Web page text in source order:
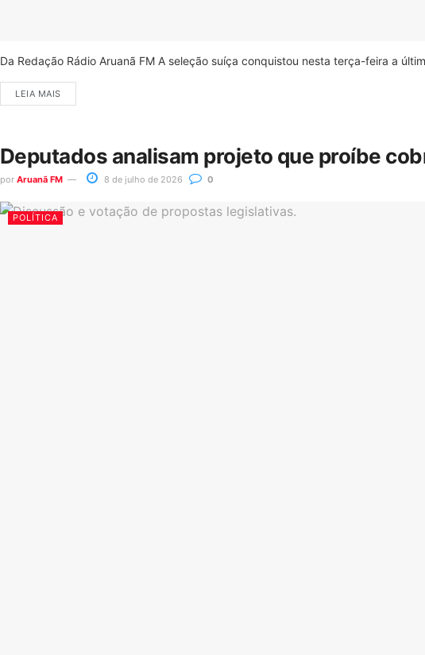
Da Redação Rádio Aruanã FM A seleção suíça conquistou nesta terça-feira a
LEIA MAIS
Deputados analisam projeto que proíbe
por Aruanã FM 8 de julho de 2026 0
POLÍTICA